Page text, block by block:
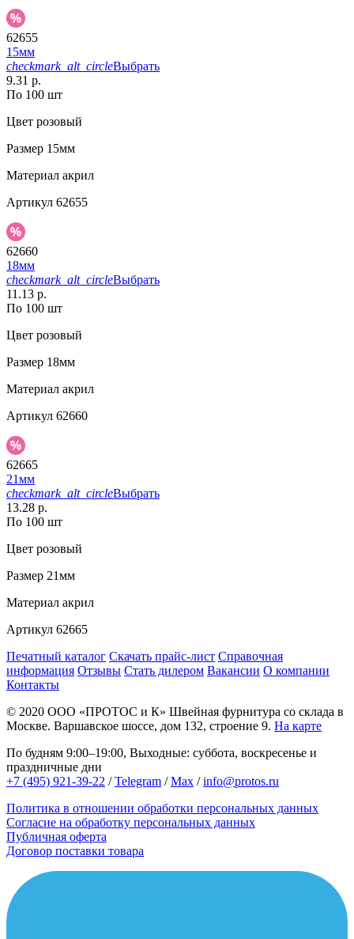
62655
15мм
checkmark_alt_circleВыбрать
9.31 р.
По 100 шт
Цвет розовый
Размер 15мм
Материал акрил
Артикул 62655
62660
18мм
checkmark_alt_circleВыбрать
11.13 р.
По 100 шт
Цвет розовый
Размер 18мм
Материал акрил
Артикул 62660
62665
21мм
checkmark_alt_circleВыбрать
13.28 р.
По 100 шт
Цвет розовый
Размер 21мм
Материал акрил
Артикул 62665
Печатный каталог Скачать прайс-лист Справочная
информация Отзывы Стать дилером Вакансии О компании
Контакты
© 2020 ООО «ПРОТОС и К» Швейная фурнитура со склада в
Москве. Варшавское шоссе, дом 132, строение 9. На карте
По будням 9:00–19:00, Выходные: суббота, воскресенье и
праздничные дни
+7 (495) 921-39-22 /Telegram /Max /info@protos.ru
Политика в отношении обработки персональных данных
Согласие на обработку персональных данных
Публичная оферта
Договор поставки товара